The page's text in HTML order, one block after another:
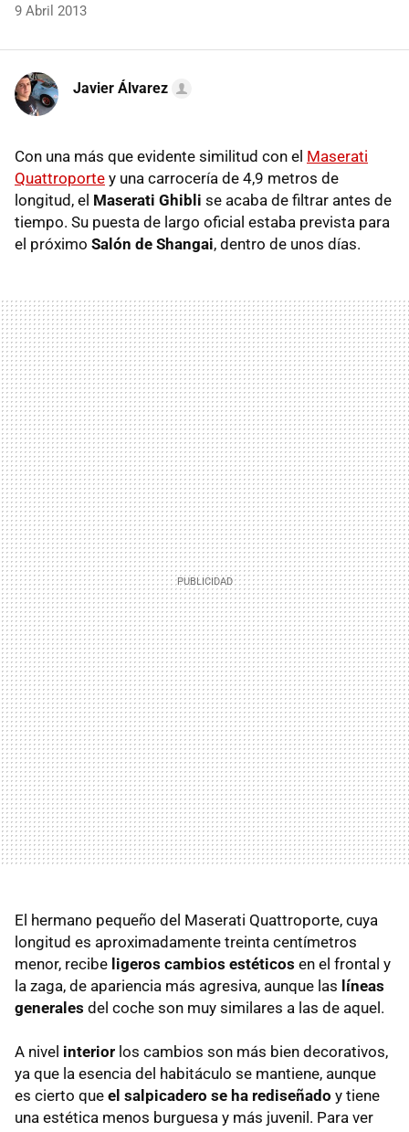
9 Abril 2013
Javier Álvarez
Con una más que evidente similitud con el Maserati
Quattroporte y una carrocería de 4,9 metros de
longitud, el Maserati Ghibli se acaba de filtrar antes de
tiempo. Su puesta de largo oficial estaba prevista para
el próximo Salón de Shangai, dentro de unos días.
El hermano pequeño del Maserati Quattroporte, cuya
longitud es aproximadamente treinta centímetros
menor, recibe ligeros cambios estéticos en el frontal y
la zaga, de apariencia más agresiva, aunque las líneas
generales del coche son muy similares a las de aquel.
A nivel interior los cambios son más bien decorativos,
ya que la esencia del habitáculo se mantiene, aunque
es cierto que el salpicadero se ha rediseñado y tiene
una estética menos burguesa y más juvenil. Para ver